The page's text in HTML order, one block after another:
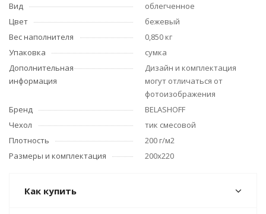
Вид
облегченное
Цвет
бежевый
Вес наполнителя
0,850 кг
Упаковка
сумка
Дополнительная
информация
Дизайн и комплектация
могут отличаться от
фотоизображения
Бренд
BELASHOFF
Чехол
тик смесовой
Плотность
200 г/м2
Размеры и комплектация
200x220
Как купить